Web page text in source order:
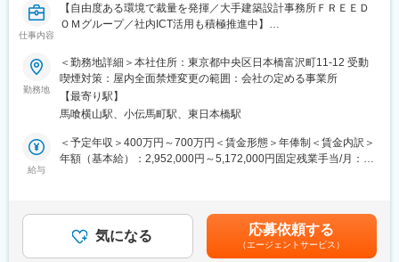
景が変わる。環境を整え街をつくる技術は人を笑顔し、街を豊か
にします。あなたの経験、実績、技術をさらに深めながら私たち
年間完工実績例
◆2024.5月期 民間元請 90％
・広島 THE RYWA TRINITY TOWN 商業棟新築工事
・ミラージュパレスマンション新築工事
・ドラッグストアモリ防府新田店新築工事 など
その他 補修改修・改装 小口工事等
・ザグザグ円山店新築工事（ドラッグストア）
・ププレひまわり坪生店新築工事（ドラッグストア）
・マクドナルド広島向洋店新築工事 など
仕事内容
【自由度ある環境で裁量を発揮／大手建築設計事務所ＦＲＥＥＤ
ＯＭグループ／社内ICT活用も積極推進中】
■職務内容：
弊社にて注文住宅の積算業務の責任者をお任せします。
積算業務～施工現場の実行予算管理までご担当頂きます。
最初に任せる業務といたしましては見積作成などから行っていた
だき、スキルに応じて徐々に業務の幅を広げていただきます。
【業務詳細】
・設計図や仕様書から建設工事費の見積りの算出
※月の案件数としては、契約前案件が10案件、契約案件が2、3案
件を見込んでいます。
※基本的にマネジメント業務は発生しません。経験・能力を存分に
勤務地
＜勤務地詳細＞本社住所：東京都中央区日本橋富沢町11-12 受動
喫煙対策：屋内全面禁煙変更の範囲：会社の定める事業所
【最寄り駅】
馬喰横山駅、小伝馬町駅、東日本橋駅
給与
＜予定年収＞400万円～700万円＜賃金形態＞年俸制＜賃金内訳＞
年額（基本給）：2,952,000円～5,172,000円固定残業手当/月：
給与補足＞■前職給与・能力などを考慮し決定■昇給：年1回（4月
※評価を元に昇給賃金はあくまでも目安の金額であり、選考を通じ
て上下する可能性があります。月給(月額)は固定手当を含めた表記
気になる 応募依頼する
（エージェントサービス）